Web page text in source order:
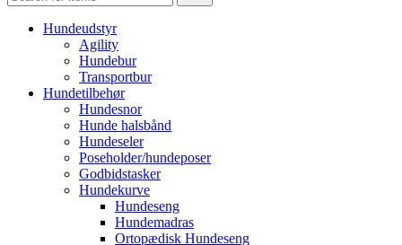
Hundeudstyr
Agility
Hundebur
Transportbur
Hundetilbehør
Hundesnor
Hunde halsbånd
Hundeseler
Poseholder/hundeposer
Godbidstasker
Hundekurve
Hundeseng
Hundemadras
Ortopædisk Hundeseng